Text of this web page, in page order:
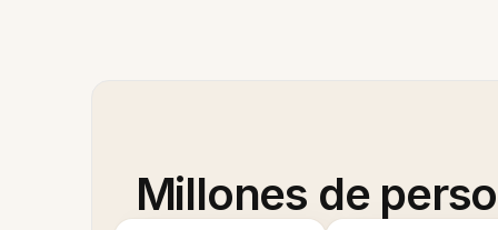
Millones de